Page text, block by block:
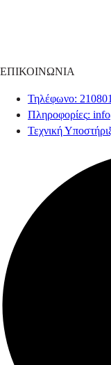
ΕΠΙΚΟΙΝΩΝΙΑ
Τηλέφωνο:
Πληροφορίες:
Τεχνική